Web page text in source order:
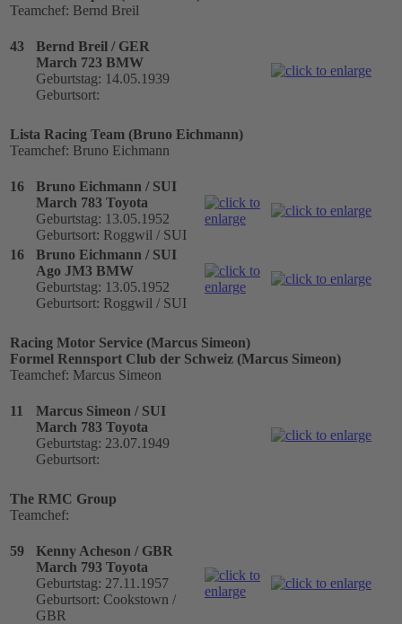
Teamchef: Bernd Breil
43
Bernd Breil / GER
March 723 BMW
Geburtstag: 14.05.1939
Geburtsort:
Lista Racing Team (Bruno Eichmann)
Teamchef: Bruno Eichmann
16
Bruno Eichmann / SUI
March 783 Toyota
Geburtstag: 13.05.1952
Geburtsort: Roggwil / SUI
16
Bruno Eichmann / SUI
Ago JM3 BMW
Geburtstag: 13.05.1952
Geburtsort: Roggwil / SUI
Racing Motor Service (Marcus Simeon)
Formel Rennsport Club der Schweiz (Marcus Simeon)
Teamchef: Marcus Simeon
11
Marcus Simeon / SUI
March 783 Toyota
Geburtstag: 23.07.1949
Geburtsort:
The RMC Group
Teamchef:
59
Kenny Acheson / GBR
March 793 Toyota
Geburtstag: 27.11.1957
Geburtsort: Cookstown /
GBR